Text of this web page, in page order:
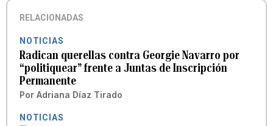
RELACIONADAS
NOTICIAS
Radican querellas contra Georgie Navarro por
“politiquear” frente a Juntas de Inscripción
Permanente
Por Adriana Díaz Tirado
NOTICIAS